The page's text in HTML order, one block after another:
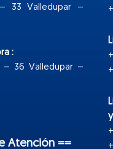
33 Valledupar –
:
– 36 Valledupar –
Atención ==